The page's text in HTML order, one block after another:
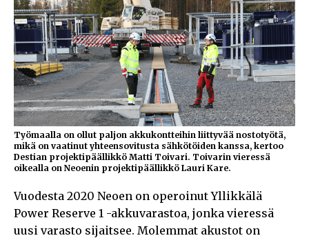
Työmaalla on ollut paljon akkukontteihin liittyvää nostotyötä,
mikä on vaatinut yhteensovitusta sähkötöiden kanssa, kertoo
Destian projektipäällikkö Matti Toivari. Toivarin vieressä
oikealla on Neoenin projektipäällikkö Lauri Kare.
Vuodesta 2020 Neoen on operoinut Yllikkälä
Power Reserve 1 -akkuvarastoa, jonka vieressä
uusi varasto sijaitsee. Molemmat akustot on